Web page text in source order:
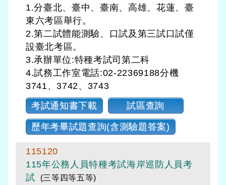
1.分臺北、臺中、臺南、高雄、花蓮、臺
東六考區舉行。
2.第二試體能測驗、口試及第三試口試僅
設臺北考區。
3.承辦單位:特種考試司第二科
4.試務工作室電話:02-22369188分機
3741、3742、3743
考試通知書下載
試區查詢
歷年考畢試題查詢(含測驗題答案)
115120
115年公務人員特種考試海岸巡防人員考
試
(三等四等五等)